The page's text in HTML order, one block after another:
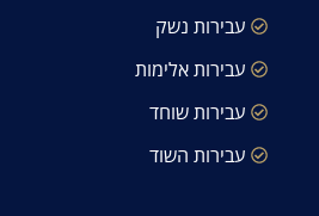
עבירות נשק
עבירות אלימות
עבירות שוחד
עבירות השוד